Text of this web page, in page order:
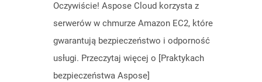
Oczywiście! Aspose Cloud korzysta z
serwerów w chmurze Amazon EC2, które
gwarantują bezpieczeństwo i odporność
usługi. Przeczytaj więcej o [Praktykach
bezpieczeństwa Aspose]